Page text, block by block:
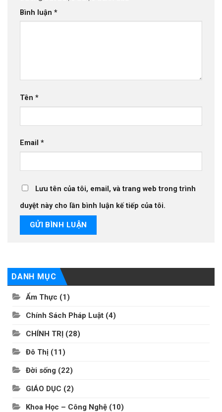
Bình luận *
Tên *
Email *
Lưu tên của tôi, email, và trang web trong trình
duyệt này cho lần bình luận kế tiếp của tôi.
DANH MỤC
Ẩm Thực (1)
Chính Sách Pháp Luật (4)
CHÍNH TRỊ (28)
Đô Thị (11)
Đời sống (22)
GIÁO DỤC (2)
Khoa Học – Công Nghệ (10)